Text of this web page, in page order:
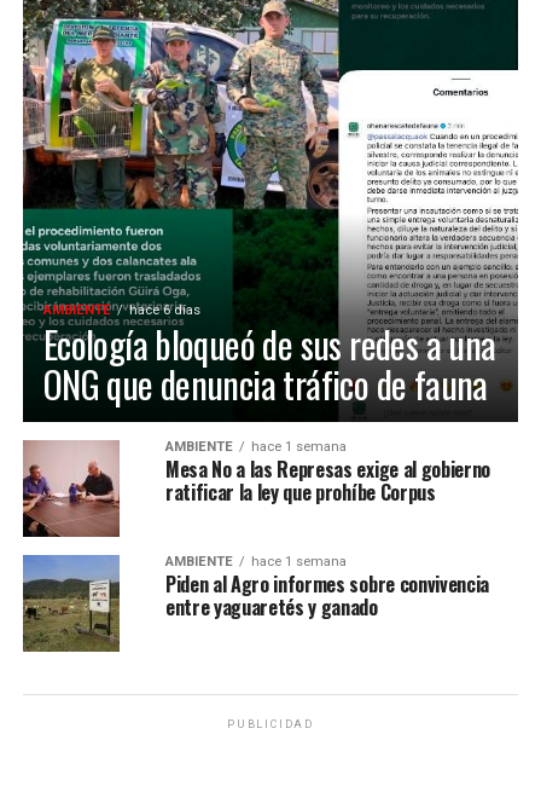
AMBIENTE hace 6 días
Ecología bloqueó de sus redes a una
ONG que denuncia tráfico de fauna
AMBIENTE hace 1 semana
Mesa No a las Represas exige al gobierno
ratificar la ley que prohíbe Corpus
AMBIENTE hace 1 semana
Piden al Agro informes sobre convivencia
entre yaguaretés y ganado
PUBLICIDAD